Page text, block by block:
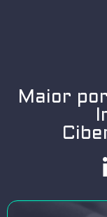
Maior